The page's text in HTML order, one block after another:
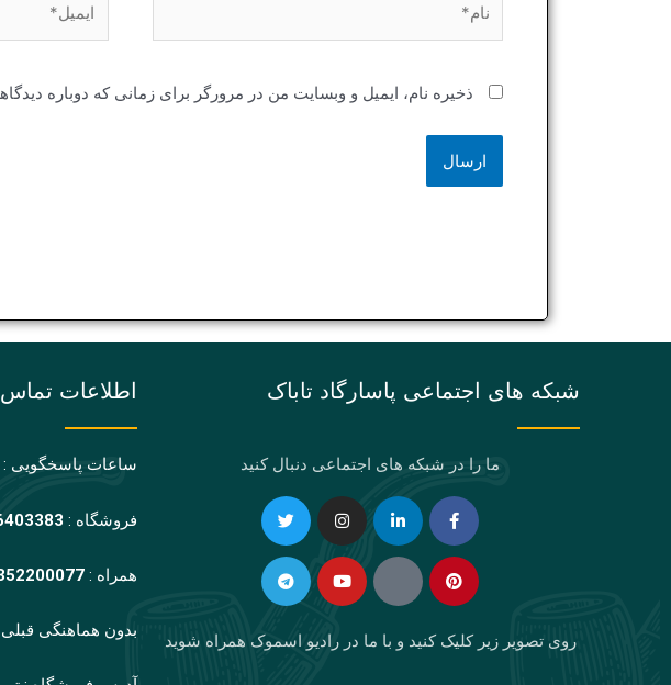
ذخیره نام، ایمیل و وبسایت من در مرورگر برای زمانی که دوباره
شبکه های اجتماعی پاسارگاد تاباک
ما را در شبکه های اجتماعی دنبال کنید
Facebook-
f
Linkedin-
in
Instagram
Twitter Pinterest
Eaparat
Youtube
Telegram
روی تصویر زیر کلیک کنید و با ما در رادیو اسموک همراه شوید
اطلاعات تماس
ساعات پاسخگویی : همه
فروشگاه :
همراه :
بدون هماهنگی قبلی